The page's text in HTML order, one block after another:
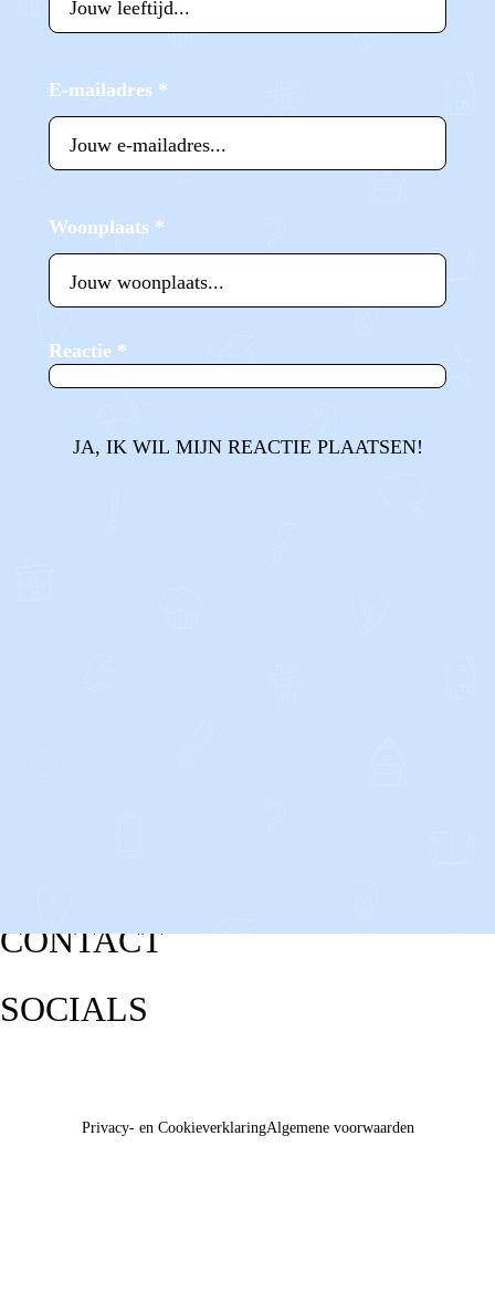
E-mailadres *
Woonplaats *
Reactie *
JA, IK WIL MIJN REACTIE PLAATSEN!
CONTACT
SOCIALS
Privacy- en CookieverklaringAlgemene voorwaarden